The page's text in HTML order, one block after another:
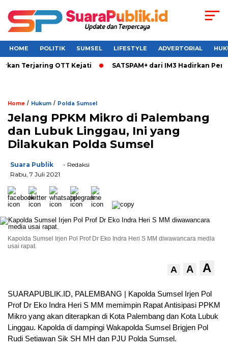
HOME POLITIK SUMSEL LIFESTYLE ADVERTORIAL
Terjaring OTT Kejati SATSPAM+ dari IM3 Hadirkan
Home / Hukum / Polda Sumsel
Jelang PPKM Mikro di Palembang
dan Lubuk Linggau, Ini yang
Dilakukan Polda Sumsel
Suara Publik
- Redaksi
Rabu, 7 Juli 2021
Kapolda Sumsel Irjen Pol Prof Dr Eko Indra Heri S MM diwawancara media
usai rapat.
A A A
SUARAPUBLIK.ID, PALEMBANG | Kapolda Sumsel Irjen Pol
Prof Dr Eko Indra Heri S MM memimpin Rapat Antisipasi PPKM
Mikro yang akan diterapkan di Kota Palembang dan Kota Lubuk
Linggau. Kapolda di dampingi Wakapolda Sumsel Brigjen Pol
Rudi Setiawan Sik SH MH dan PJU Polda Sumsel.